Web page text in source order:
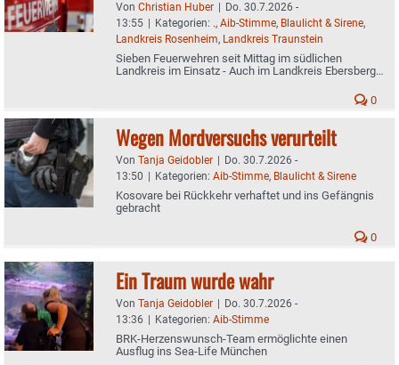
Von Christian Huber
Do. 30.7.2026 -
13:55
Kategorien: ., Aib-Stimme, Blaulicht & Sirene,
Landkreis Rosenheim, Landkreis Traunstein
Sieben Feuerwehren seit Mittag im südlichen
Landkreis im Einsatz - Auch im Landkreis Ebersberg
0
Wegen Mordversuchs verurteilt
Von Tanja Geidobler
Do. 30.7.2026 -
13:50
Kategorien: Aib-Stimme, Blaulicht & Sirene
Kosovare bei Rückkehr verhaftet und ins Gefängnis
gebracht
0
Ein Traum wurde wahr
Von Tanja Geidobler
Do. 30.7.2026 -
13:36
Kategorien: Aib-Stimme
BRK-Herzenswunsch-Team ermöglichte einen
Ausflug ins Sea-Life München